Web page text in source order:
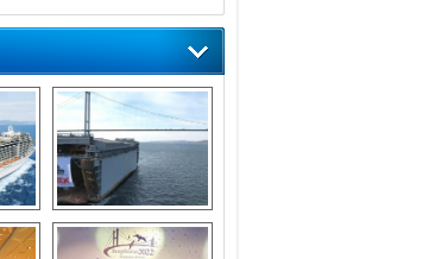
Dünyada tek!
Denizaltı yüzer
havuzu intikal